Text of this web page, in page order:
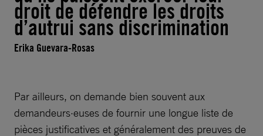
droit de défendre les droits
d’autrui sans discrimination
Erika Guevara-Rosas
Par ailleurs, on demande bien souvent aux
demandeurs·euses de fournir une longue liste de
pièces justificatives et généralement des preuves de